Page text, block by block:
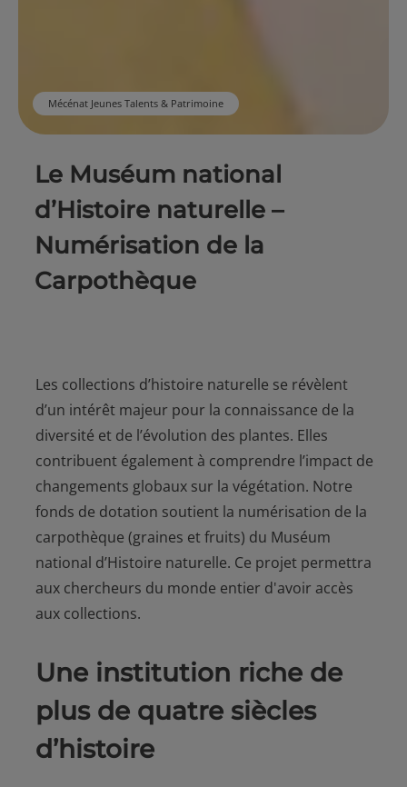
Mécénat Jeunes Talents & Patrimoine
Le Muséum national
d’Histoire naturelle –
Numérisation de la
Carpothèque
Les collections d’histoire naturelle se révèlent
d’un intérêt majeur pour la connaissance de la
diversité et de l’évolution des plantes. Elles
contribuent également à comprendre l’impact de
changements globaux sur la végétation. Notre
fonds de dotation soutient la numérisation de la
carpothèque (graines et fruits) du Muséum
national d’Histoire naturelle. Ce projet permettra
aux chercheurs du monde entier d'avoir accès
aux collections.
Une institution riche de
plus de quatre siècles
d’histoire